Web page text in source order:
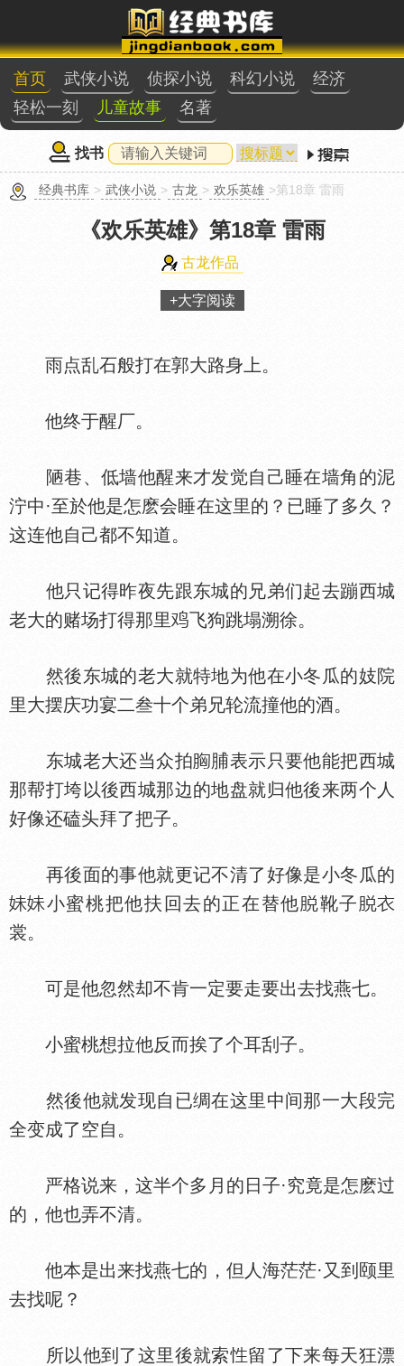
首页 武侠小说 侦探小说 科幻小说
经济
轻松一刻
儿童故事 名著
找书
经典书库 > 武侠小说 > 古龙 > 欢乐英雄 >第18章 雷雨
《欢乐英雄》 第18章 雷雨
古龙作品
+大字阅读
雨点乱石般打在郭大路身上。
他终于醒厂。
陋巷、低墙他醒来才发觉自己睡在墙角的泥
泞中·至於他是怎麽会睡在这里的？已睡了多久？
这连他自己都不知道。
他只记得昨夜先跟东城的兄弟们起去蹦西城
老大的赌场打得那里
飞狗跳塌溯徐。
然後东城的老大就特地为他在小冬瓜的妓院
里大摆庆功宴二叁十个弟兄轮流撞他的酒。
东城老大还当众拍
脯表示只要他能把西城
那帮打垮以後西城那边的地盘就归他後来两个人
好像还磕头拜了把子。
再後面的事他就更记不清了好像是小冬瓜的
小蜜桃把他扶回去的正在替他
靴子
裳。
可是他忽然却不肯一定要走要出去找燕七。
小蜜桃想拉他反而挨了个耳刮子。
然後他就发现自已绸在这里中间那一大段完
全变成了空自。
严格说来，这半个多月的日子·究竟是怎麽过
的，他也弄不清。
他本是出来找燕七的，但人海茫茫·又到颐里
去找呢？
所以他到了这里後就索
留了下来每天狂漂